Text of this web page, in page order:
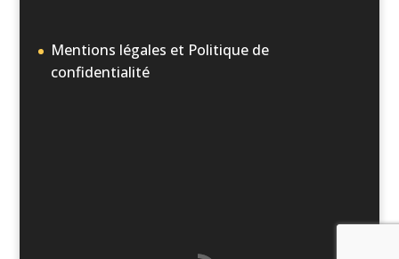
Mentions légales et Politique de
confidentialité